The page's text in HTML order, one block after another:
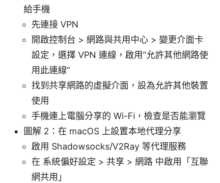
給手機
先連接 VPN
開啟控制台 > 網路與共用中心 > 變更介面卡
設定，選擇 VPN 連線，啟用“允許其他網路使
用此連線”
找到共享網路的虛擬介面，設為允許其他裝置
使用
手機連上電腦分享的 Wi-Fi，檢查是否能瀏覽
圖解 2：在 macOS 上設置本地代理分享
啟用 Shadowsocks/V2Ray 等代理服務
在 系統偏好設定 > 共享 > 網路 中啟用「互聯
網共用」